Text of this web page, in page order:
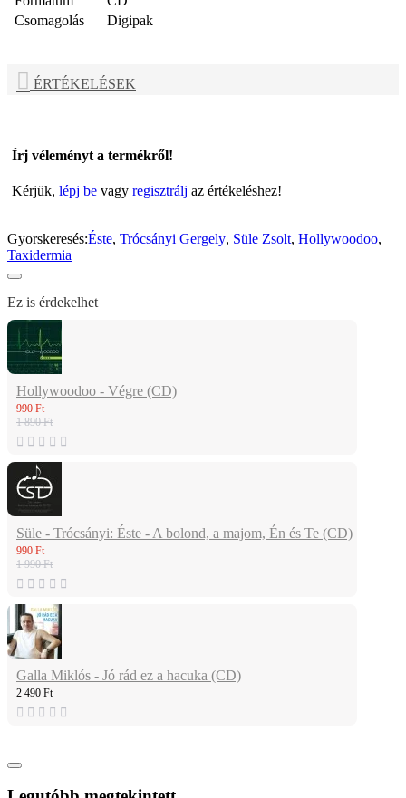
Csomagolás
Digipak
ÉRTÉKELÉSEK
Írj véleményt a termékről!
Kérjük, lépj be vagy regisztrálj az értékeléshez!
Gyorskeresés:Éste, Trócsányi Gergely, Süle Zsolt, Hollywoodoo,
Taxidermia
Ez is érdekelhet
Hollywoodoo - Végre (CD)
990 Ft
1 890 Ft
Süle - Trócsányi: Éste - A bolond, a majom, Én és Te (CD)
990 Ft
1 990 Ft
Galla Miklós - Jó rád ez a hacuka (CD)
2 490 Ft